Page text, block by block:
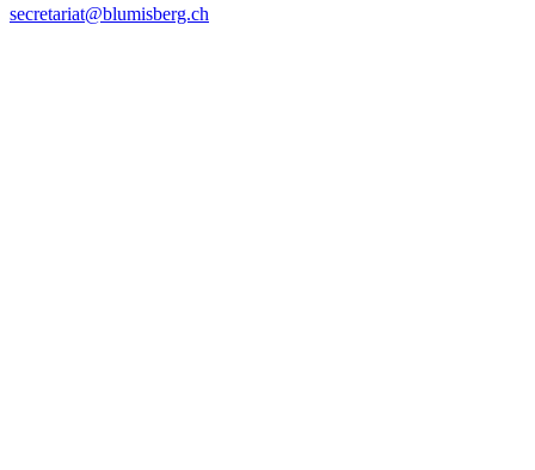
secretariat@blumisberg.ch